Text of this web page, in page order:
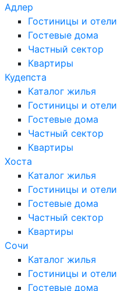
Адлер
Гостиницы и отели
Гостевые дома
Частный сектор
Квартиры
Кудепста
Каталог жилья
Гостиницы и отели
Гостевые дома
Частный сектор
Квартиры
Хоста
Каталог жилья
Гостиницы и отели
Гостевые дома
Частный сектор
Квартиры
Сочи
Каталог жилья
Гостиницы и отели
Гостевые дома